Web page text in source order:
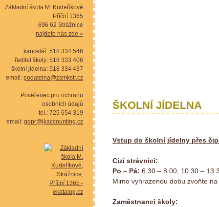
ŠKOLNÍ JÍDELNA
Vstup do školní jídelny přes
Cizí strávníci:
Po – Pá: 6:30 – 8:00; 10:30 –
Mimo vyhrazenou dobu zvoňte
Zaměstnanci školy:
Základní škola M. Kudeříkové
Příční 1365
696 62 Strážnice
najdete nás zde »
kancelář: 518 334 546
ředitel školy: 518 333 406
školní jídelna: 518 334 437
email: podatelna@zsmkstr.cz
Pověřenec pro ochranu
osobních údajů
tel.: 725 654 319
email: gdpr@jkaccounting.cz